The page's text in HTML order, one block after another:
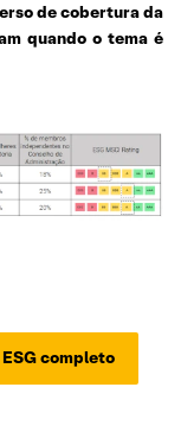
de cobertura da
quando o tema é
completo